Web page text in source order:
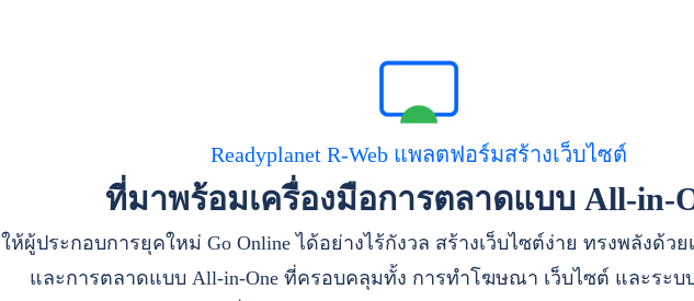
Readyplanet R-Web แพลตฟอร์มสร้างเว็บไซต์
ที่มาพร้อมเครื่องมือการตลาดแบบ All-in-
ให้ผู้ประกอบการยุคใหม่ Go Online ได้อย่างไร้กังวล สร้างเว็บไซต์ง่าย ทรงพลังด้ว
และการตลาดแบบ All-in-One ที่ครอบคลุมทั้ง การทำโฆษณา เว็บไซต์ และระ